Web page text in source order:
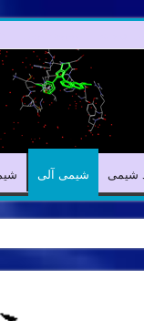
شیمی شیمی آلی